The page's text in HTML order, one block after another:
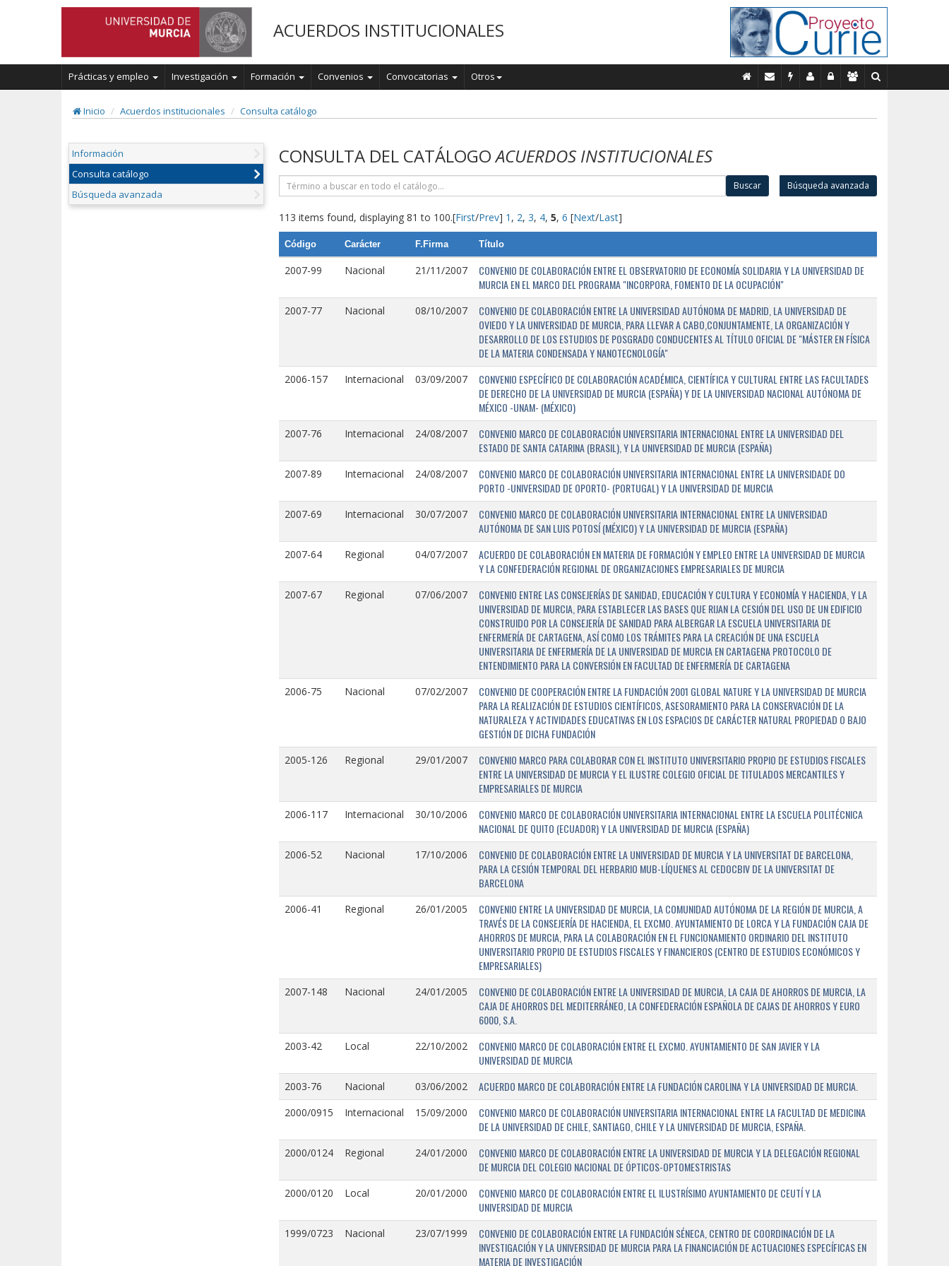
ACUERDOS INSTITUCIONALES
Prácticas y empleo Investigación Formación Convenios Convocatorias Otros
Inicio Acuerdos institucionales Consulta catálogo
Información
Consulta catálogo
Búsqueda avanzada
CONSULTA DEL CATÁLOGOACUERDOS INSTITUCIONALES
Buscar Búsqueda avanzada
113 items found, displaying 81 to 100.[First/Prev] 1 , 2, 3, 4, 5, 6 [Next/Last]
Código Carácter F.Firma Título
2007-99 Nacional 21/11/2007
CONVENIO DE COLABORACIÓN ENTRE EL OBSERVATORIO DE ECONOMÍA SOLIDARIA Y LA UNIVERSIDAD DE
MURCIA EN EL MARCO DEL PROGRAMA "INCORPORA, FOMENTO DE LA OCUPACIÓN"
2007-77 Nacional 08/10/2007
CONVENIO DE COLABORACIÓN ENTRE LA UNIVERSIDAD AUTÓNOMA DE MADRID, LA UNIVERSIDAD DE
OVIEDO Y LA UNIVERSIDAD DE MURCIA, PARA LLEVAR A CABO,CONJUNTAMENTE, LA ORGANIZACIÓN Y
DESARROLLO DE LOS ESTUDIOS DE POSGRADO CONDUCENTES AL TÍTULO OFICIAL DE "MÁSTER EN FÍSICA
DE LA MATERIA CONDENSADA Y NANOTECNOLOGÍA"
2006-157 Internacional 03/09/2007
CONVENIO ESPECÍFICO DE COLABORACIÓN ACADÉMICA, CIENTÍFICA Y CULTURAL ENTRE LAS FACULTADES
DE DERECHO DE LA UNIVERSIDAD DE MURCIA (ESPAÑA) Y DE LA UNIVERSIDAD NACIONAL AUTÓNOMA DE
MÉXICO -UNAM- (MÉXICO)
2007-76 Internacional 24/08/2007
CONVENIO MARCO DE COLABORACIÓN UNIVERSITARIA INTERNACIONAL ENTRE LA UNIVERSIDAD DEL
ESTADO DE SANTA CATARINA (BRASIL), Y LA UNIVERSIDAD DE MURCIA (ESPAÑA)
2007-89 Internacional 24/08/2007
CONVENIO MARCO DE COLABORACIÓN UNIVERSITARIA INTERNACIONAL ENTRE LA UNIVERSIDADE DO
PORTO -UNIVERSIDAD DE OPORTO- (PORTUGAL) Y LA UNIVERSIDAD DE MURCIA
2007-69 Internacional 30/07/2007
CONVENIO MARCO DE COLABORACIÓN UNIVERSITARIA INTERNACIONAL ENTRE LA UNIVERSIDAD
AUTÓNOMA DE SAN LUIS POTOSÍ (MÉXICO) Y LA UNIVERSIDAD DE MURCIA (ESPAÑA)
2007-64 Regional 04/07/2007
ACUERDO DE COLABORACIÓN EN MATERIA DE FORMACIÓN Y EMPLEO ENTRE LA UNIVERSIDAD DE MURCIA
Y LA CONFEDERACIÓN REGIONAL DE ORGANIZACIONES EMPRESARIALES DE MURCIA
2007-67 Regional 07/06/2007
CONVENIO ENTRE LAS CONSEJERÍAS DE SANIDAD, EDUCACIÓN Y CULTURA Y ECONOMÍA Y HACIENDA, Y LA
UNIVERSIDAD DE MURCIA, PARA ESTABLECER LAS BASES QUE RIJAN LA CESIÓN DEL USO DE UN EDIFICIO
CONSTRUIDO POR LA CONSEJERÍA DE SANIDAD PARA ALBERGAR LA ESCUELA UNIVERSITARIA DE
ENFERMERÍA DE CARTAGENA, ASÍ COMO LOS TRÁMITES PARA LA CREACIÓN DE UNA ESCUELA
UNIVERSITARIA DE ENFERMERÍA DE LA UNIVERSIDAD DE MURCIA EN CARTAGENA PROTOCOLO DE
ENTENDIMIENTO PARA LA CONVERSIÓN EN FACULTAD DE ENFERMERÍA DE CARTAGENA
2006-75 Nacional 07/02/2007
CONVENIO DE COOPERACIÓN ENTRE LA FUNDACIÓN 2001 GLOBAL NATURE Y LA UNIVERSIDAD DE MURCIA
PARA LA REALIZACIÓN DE ESTUDIOS CIENTÍFICOS, ASESORAMIENTO PARA LA CONSERVACIÓN DE LA
NATURALEZA Y ACTIVIDADES EDUCATIVAS EN LOS ESPACIOS DE CARÁCTER NATURAL PROPIEDAD O BAJO
GESTIÓN DE DICHA FUNDACIÓN
2005-126 Regional 29/01/2007
CONVENIO MARCO PARA COLABORAR CON EL INSTITUTO UNIVERSITARIO PROPIO DE ESTUDIOS FISCALES
ENTRE LA UNIVERSIDAD DE MURCIA Y EL ILUSTRE COLEGIO OFICIAL DE TITULADOS MERCANTILES Y
EMPRESARIALES DE MURCIA
2006-117 Internacional 30/10/2006
CONVENIO MARCO DE COLABORACIÓN UNIVERSITARIA INTERNACIONAL ENTRE LA ESCUELA POLITÉCNICA
NACIONAL DE QUITO (ECUADOR) Y LA UNIVERSIDAD DE MURCIA (ESPAÑA)
2006-52 Nacional 17/10/2006
CONVENIO DE COLABORACIÓN ENTRE LA UNIVERSIDAD DE MURCIA Y LA UNIVERSITAT DE BARCELONA,
PARA LA CESIÓN TEMPORAL DEL HERBARIO MUB-LÍQUENES AL CEDOCBIV DE LA UNIVERSITAT DE
BARCELONA
2006-41 Regional 26/01/2005
CONVENIO ENTRE LA UNIVERSIDAD DE MURCIA, LA COMUNIDAD AUTÓNOMA DE LA REGIÓN DE MURCIA, A
TRAVÉS DE LA CONSEJERÍA DE HACIENDA, EL EXCMO. AYUNTAMIENTO DE LORCA Y LA FUNDACIÓN CAJA DE
AHORROS DE MURCIA, PARA LA COLABORACIÓN EN EL FUNCIONAMIENTO ORDINARIO DEL INSTITUTO
UNIVERSITARIO PROPIO DE ESTUDIOS FISCALES Y FINANCIEROS (CENTRO DE ESTUDIOS ECONÓMICOS Y
EMPRESARIALES)
2007-148 Nacional 24/01/2005
CONVENIO DE COLABORACIÓN ENTRE LA UNIVERSIDAD DE MURCIA, LA CAJA DE AHORROS DE MURCIA, LA
CAJA DE AHORROS DEL MEDITERRÁNEO, LA CONFEDERACIÓN ESPAÑOLA DE CAJAS DE AHORROS Y EURO
6000, S.A.
2003-42 Local 22/10/2002
CONVENIO MARCO DE COLABORACIÓN ENTRE EL EXCMO. AYUNTAMIENTO DE SAN JAVIER Y LA
UNIVERSIDAD DE MURCIA
2003-76 Nacional 03/06/2002 ACUERDO MARCO DE COLABORACIÓN ENTRE LA FUNDACIÓN CAROLINA Y LA UNIVERSIDAD DE MURCIA.
2000/0915 Internacional 15/09/2000
CONVENIO MARCO DE COLABORACIÓN UNIVERSITARIA INTERNACIONAL ENTRE LA FACULTAD DE MEDICINA
DE LA UNIVERSIDAD DE CHILE, SANTIAGO, CHILE Y LA UNIVERSIDAD DE MURCIA, ESPAÑA.
2000/0124 Regional 24/01/2000
CONVENIO MARCO DE COLABORACIÓN ENTRE LA UNIVERSIDAD DE MURCIA Y LA DELEGACIÓN REGIONAL
DE MURCIA DEL COLEGIO NACIONAL DE ÓPTICOS-OPTOMESTRISTAS
2000/0120 Local 20/01/2000
CONVENIO MARCO DE COLABORACIÓN ENTRE EL ILUSTRÍSIMO AYUNTAMIENTO DE CEUTÍ Y LA
UNIVERSIDAD DE MURCIA
1999/0723 Nacional 23/07/1999
CONVENIO DE COLABORACIÓN ENTRE LA FUNDACIÓN SÉNECA, CENTRO DE COORDINACIÓN DE LA
INVESTIGACIÓN Y LA UNIVERSIDAD DE MURCIA PARA LA FINANCIACIÓN DE ACTUACIONES ESPECÍFICAS EN
MATERIA DE INVESTIGACIÓN